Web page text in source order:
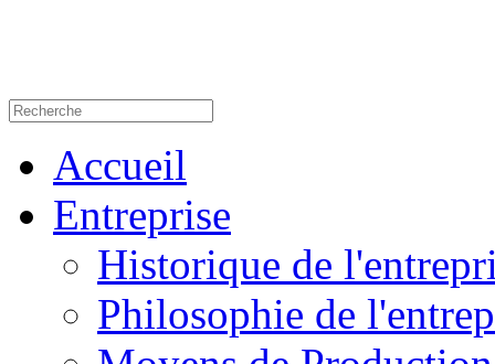
Accueil
Entreprise
Historique de
Philosophie de